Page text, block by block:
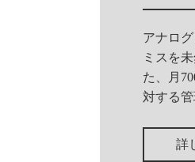
アナロ
ミスを
た、月
対する
詳